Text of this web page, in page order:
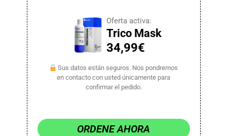
Oferta activa:
Trico Mask
34,99€
Sus datos están seguros. Nos pondremos
en contacto con usted únicamente para
confirmar el pedido.
ORDENE AHORA